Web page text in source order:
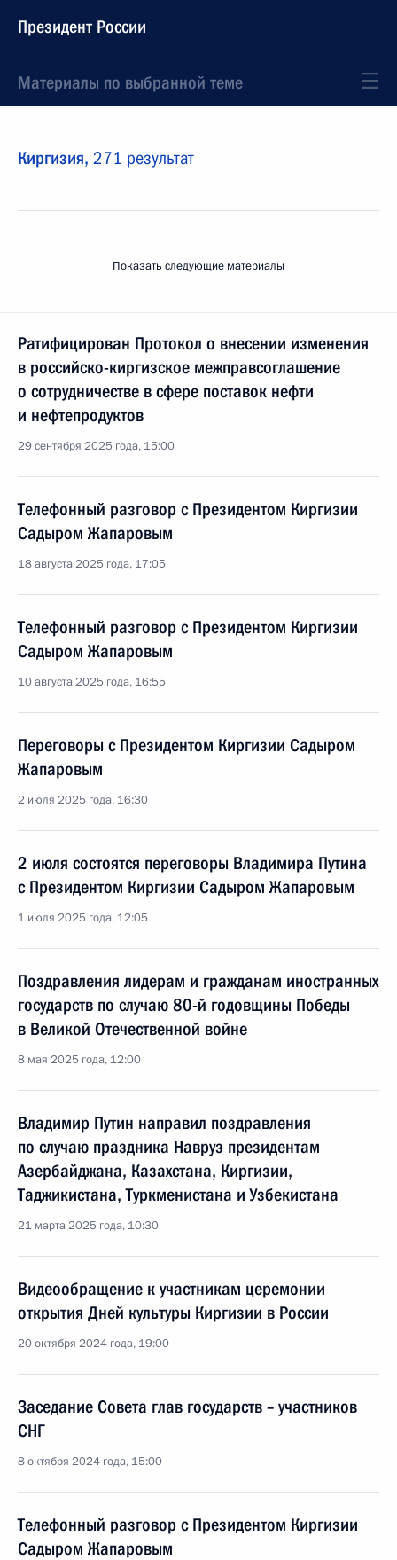
Президент России
Материалы по выбранной теме
Киргизия, 271 результат
Показать следующие материалы
Ратифицирован Протокол о внесении изменения
в российско-киргизское межправсоглашение
о сотрудничестве в сфере поставок нефти
и нефтепродуктов
29 сентября 2025 года, 15:00
Телефонный разговор с Президентом Киргизии
Садыром Жапаровым
18 августа 2025 года, 17:05
Телефонный разговор с Президентом Киргизии
Садыром Жапаровым
10 августа 2025 года, 16:55
Переговоры с Президентом Киргизии Садыром
Жапаровым
2 июля 2025 года, 16:30
2 июля состоятся переговоры Владимира Путина
с Президентом Киргизии Садыром Жапаровым
1 июля 2025 года, 12:05
Поздравления лидерам и гражданам иностранных
государств по случаю 80-й годовщины Победы
в Великой Отечественной войне
8 мая 2025 года, 12:00
Владимир Путин направил поздравления
по случаю праздника Навруз президентам
Азербайджана, Казахстана, Киргизии,
Таджикистана, Туркменистана и Узбекистана
21 марта 2025 года, 10:30
Видеообращение к участникам церемонии
открытия Дней культуры Киргизии в России
20 октября 2024 года, 19:00
Заседание Совета глав государств – участников
СНГ
8 октября 2024 года, 15:00
Телефонный разговор с Президентом Киргизии
Садыром Жапаровым